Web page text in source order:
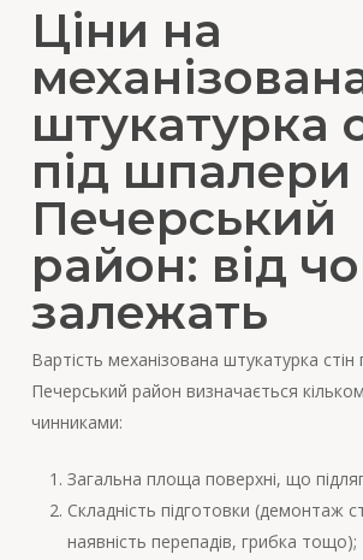
Ціни на
штукатурка
під шпалери
Печерський
район: від
залежать
Вартість механізована штукатурка стін
Печерський район визначається
чинниками:
Загальна площа поверхні, що
Складність підготовки (демонтаж
наявність перепадів, грибка тощо);